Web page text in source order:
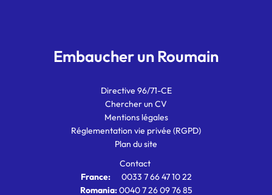
Embaucher un Roumain
Directive 96/71-CE
Chercher un CV
Mentions légales
Réglementation vie privée (RGPD)
Plan du site
Contact
France:
0033 7 66 47 10 22
Romania:0040 7 26 09 76 85